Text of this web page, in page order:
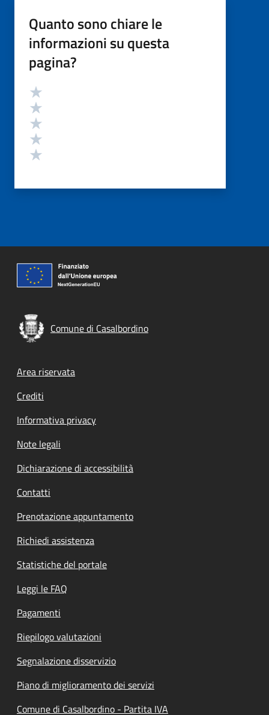
Quanto sono chiare le
informazioni su questa
pagina?
Valutazione
Comune di Casalbordino
Footer menu
Area riservata
Crediti
Informativa privacy
Note legali
Dichiarazione di accessibilità
Contatti
Prenotazione appuntamento
Richiedi assistenza
Statistiche del portale
Leggi le FAQ
Pagamenti
Riepilogo valutazioni
Segnalazione disservizio
Piano di miglioramento dei servizi
Comune di Casalbordino - Partita IVA